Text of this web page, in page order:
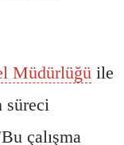
Müdürlüğü ile
süreci
çalışma